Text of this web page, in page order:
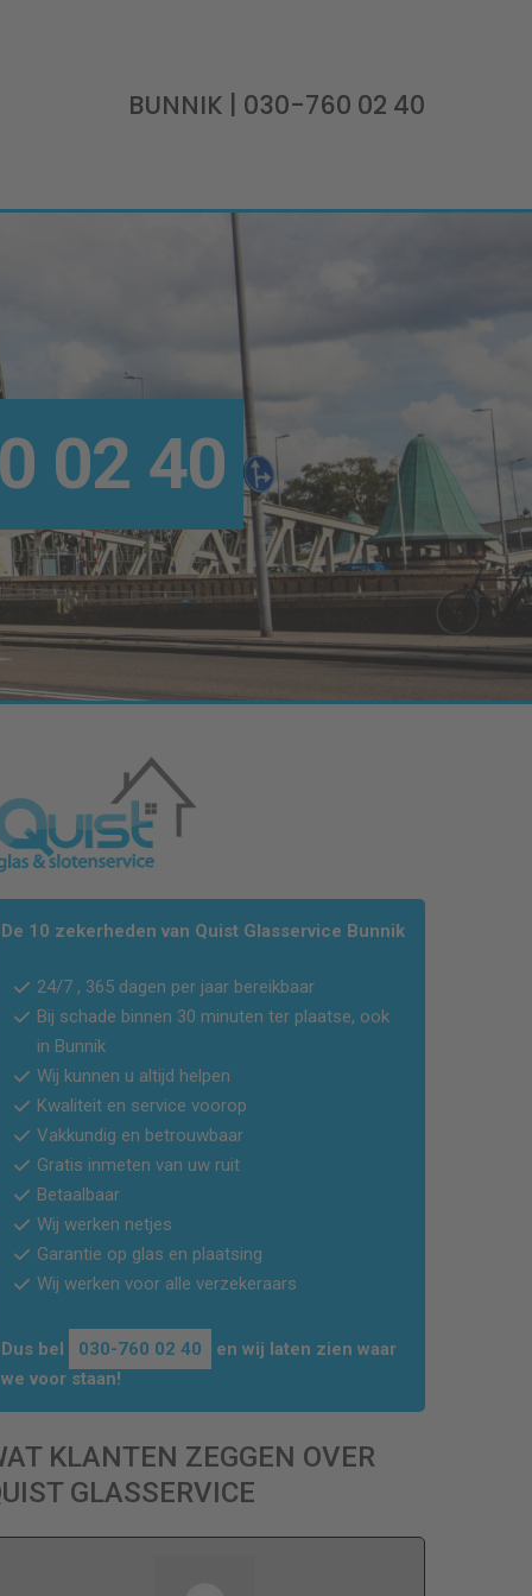
BUNNIK | 030-760 02 40
02 40
De 10 zekerheden van Quist Glasservice Bunnik
24/7 , 365 dagen per jaar bereikbaar
Bij schade binnen 30 minuten ter plaatse, ook
in Bunnik
Wij kunnen u altijd helpen
Kwaliteit en service voorop
Vakkundig en betrouwbaar
Gratis inmeten van uw ruit
Betaalbaar
Wij werken netjes
Garantie op glas en plaatsing
Wij werken voor alle verzekeraars
Dus bel 030-760 02 40
en wij laten zien waar
we voor staan!
KLANTEN ZEGGEN OVER
GLASSERVICE